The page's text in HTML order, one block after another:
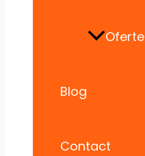
Oferte
Blog
Contact